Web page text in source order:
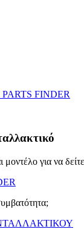
FINDER
μοντέλο για να